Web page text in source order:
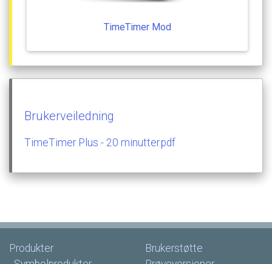
TimeTimer Mod
Brukerveiledning
TimeTimer Plus - 20 minutter.pdf
Produkter
Brukerstøtte